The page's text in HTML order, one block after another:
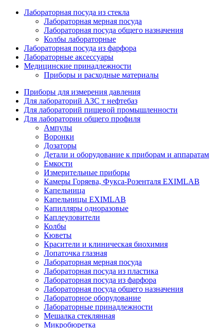
Лабораторная посуда из стекла
Лабораторная мерная посуда
Лабораторная посуда общего назначения
Колбы лабораторные
Лабораторная посуда из фарфора
Лабораторные аксессуары
Медицинские принадлежности
Приборы и расходные материалы
Приборы для измерения давления
Для лабораторий АЗС т нефтебаз
Для лабораторий пищевой промышленности
Для лаборатории общего профиля
Ампулы
Воронки
Дозаторы
Детали и оборудование к приборам и аппаратам
Емкости
Измерительные приборы
Камеры Горяева, Фукса-Розенталя EXIMLAB
Капельница
Капельницы EXIMLAB
Капилляры одноразовые
Каплеуловители
Колбы
Кюветы
Красители и клиническая биохимия
Лопаточка глазная
Лабораторная мерная посуда
Лабораторная посуда из пластика
Лабораторная посуда из фарфора
Лабораторная посуда общего назначения
Лабораторное оборудование
Лабораторные принадлежности
Мешалка стеклянная
Микробюретка